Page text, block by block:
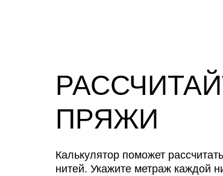
ПРЯЖИ
Калькулятор поможет
нитей. Укажите метраж каждой